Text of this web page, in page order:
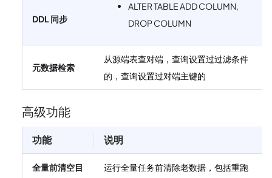
DDL 同步
ALTER TABLE ADD COLUMN,
DROP COLUMN
元数据检索
从源端表查对端，查询设置过过滤条件
的，查询设置过对端主键的
高级功能
功能 说明
全量前清空目 运行全量任务前清除老数据，包括重跑